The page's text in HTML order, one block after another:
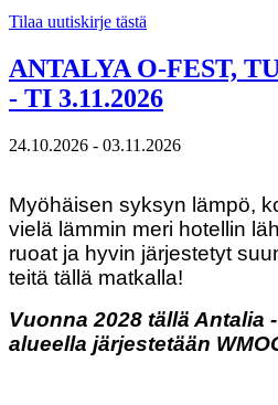
Tilaa uutiskirje tästä
ANTALYA O-FEST,
- TI 3.11.2026
24.10.2026 - 03.11.2026
Myöhäisen syksyn lämpö,
vielä lämmin meri hotellin
ruoat ja hyvin järjestetyt
teitä tällä matkalla!
Vuonna 2028 tällä Antalia
alueella järjestetään